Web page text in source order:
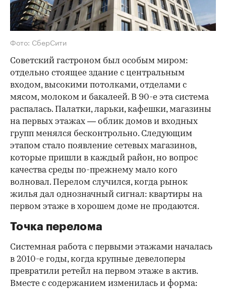
Фото: СберСити
Советский гастроном был особым миром:
отдельно стоящее здание с центральным
входом, высокими потолками, отделами с
мясом, молоком и бакалеей. В 90-е эта система
распалась. Палатки, ларьки, кафешки, магазины
на первых этажах — облик домов и входных
групп менялся бесконтрольно. Следующим
этапом стало появление сетевых магазинов,
которые пришли в каждый район, но вопрос
качества среды по-прежнему мало кого
волновал. Перелом случился, когда рынок
жилья дал однозначный сигнал: квартиры на
первом этаже в хорошем доме не продаются.
Точка перелома
Системная работа с первыми этажами началась
в 2010-е годы, когда крупные девелоперы
превратили ретейл на первом этаже в актив.
Вместе с содержанием изменилась и форма: